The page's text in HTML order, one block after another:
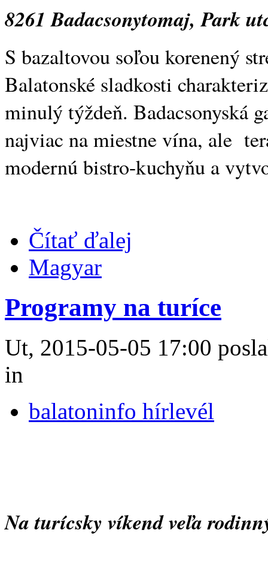
8261 Badacsonytomaj, Park
S bazaltovou soľou korenený
Balatonské sladkosti
minulý týždeň. Badacsonyská
najviac na miestne vína, ale
modernú bistro-kuchyňu a
Čítať ďalej
Magyar
Programy na turíce
Ut, 2015-05-05 17:00
in
balatoninfo hírlevél
Na turícsky víkend veľa